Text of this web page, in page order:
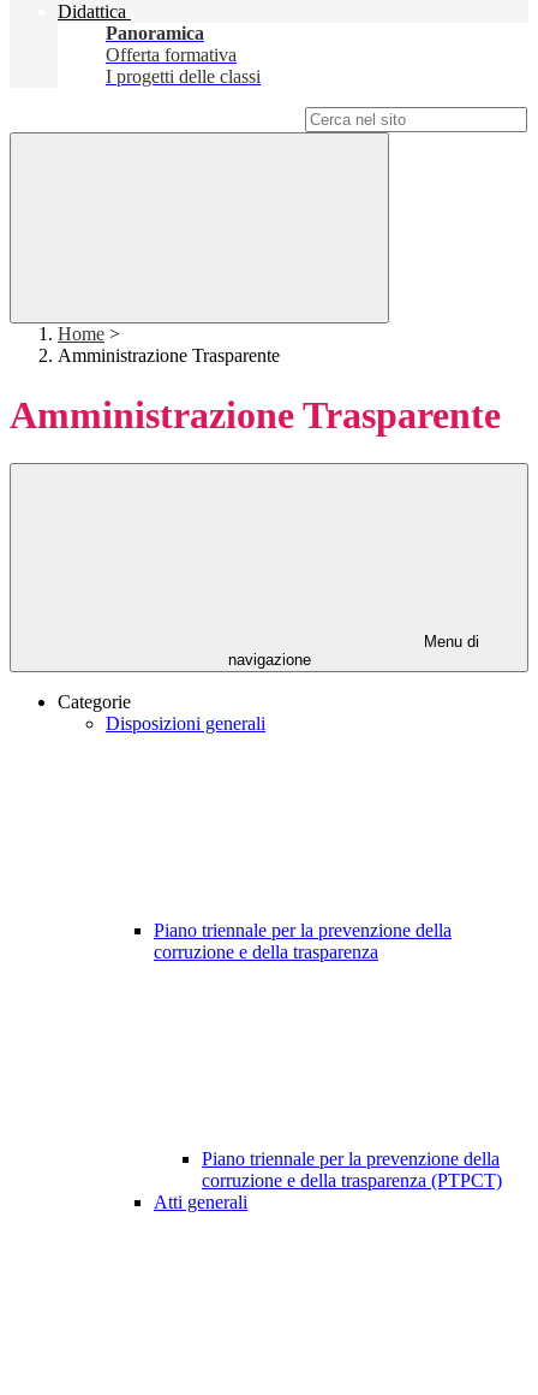
Didattica
Panoramica
Offerta formativa
I progetti delle classi
Home >
Amministrazione Trasparente
Amministrazione Trasparente
Menu di
navigazione
Categorie
Disposizioni generali
Piano triennale per la prevenzione della
corruzione e della trasparenza
Piano triennale per la prevenzione della
corruzione e della trasparenza (PTPCT)
Atti generali